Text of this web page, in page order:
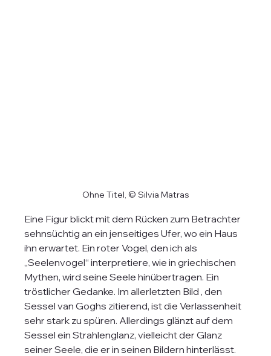
Ohne Titel, © Silvia Matras
Eine Figur blickt mit dem Rücken zum Betrachter
sehnsüchtig an ein jenseitiges Ufer, wo ein Haus
ihn erwartet. Ein roter Vogel, den ich als
„Seelenvogel“ interpretiere, wie in griechischen
Mythen, wird seine Seele hinübertragen. Ein
tröstlicher Gedanke. Im allerletzten Bild , den
Sessel van Goghs zitierend, ist die Verlassenheit
sehr stark zu spüren. Allerdings glänzt auf dem
Sessel ein Strahlenglanz, vielleicht der Glanz
seiner Seele, die er in seinen Bildern hinterlässt.